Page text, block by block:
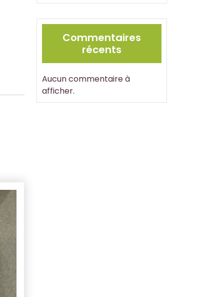
Commentaires
récents
Aucun commentaire à
afficher.